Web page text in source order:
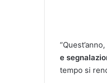
e
tempo si